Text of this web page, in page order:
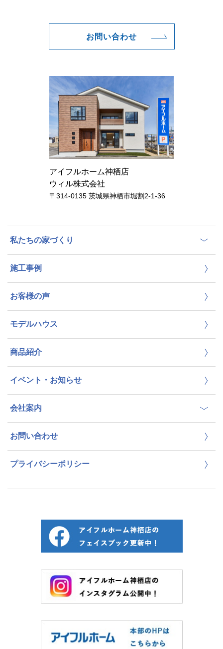
お問い合わせ
アイフルホーム神栖店
ウィル株式会社
〒314-0135 茨城県神栖市堀割2-1-36
私たちの家づくり
施工事例
お客様の声
モデルハウス
商品紹介
イベント・お知らせ
会社案内
お問い合わせ
プライバシーポリシー